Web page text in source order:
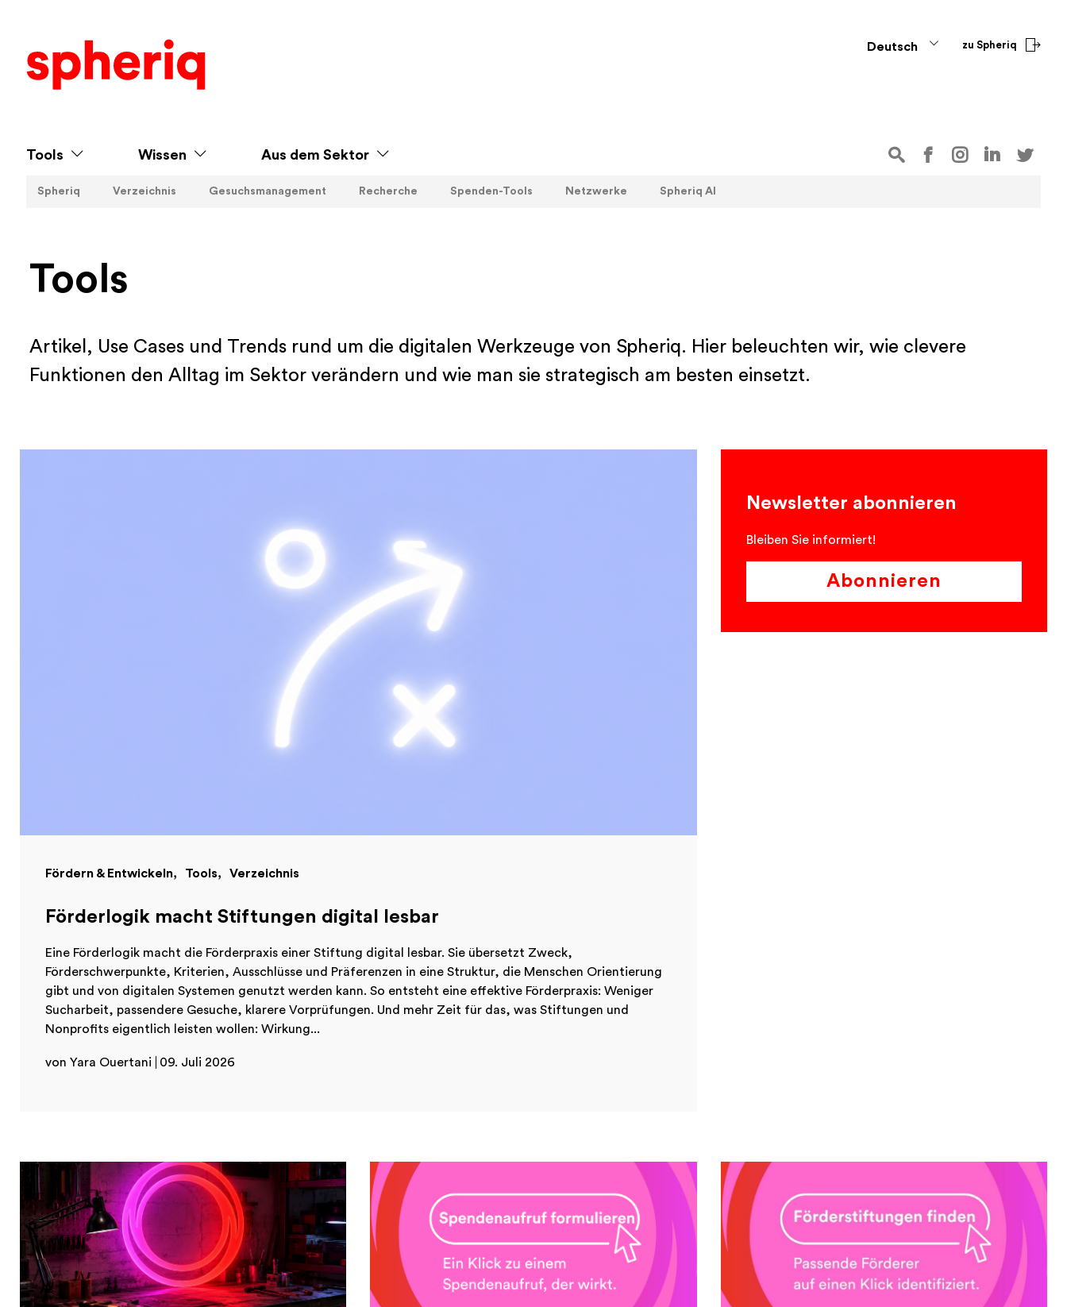
Deutsch zu Spheriq
Tools
Spheriq Verzeichnis Gesuchsmanagement Recherche Spenden-Tools Netzwerke Spheriq AI
Wissen Aus dem Sektor
Tools
Artikel, Use Cases und Trends rund um die digitalen Werkzeuge von Spheriq. Hier beleuchten wir, wie clevere
Funktionen den Alltag im Sektor verändern und wie man sie strategisch am besten einsetzt.
Fördern & Entwickeln Tools Verzeichnis
Förderlogik macht Stiftungen digital lesbar
Eine Förderlogik macht die Förderpraxis einer Stiftung digital lesbar. Sie übersetzt Zweck,
Förderschwerpunkte, Kriterien, Ausschlüsse und Präferenzen in eine Struktur, die Menschen Orientierung
gibt und von digitalen Systemen genutzt werden kann. So entsteht eine effektive Förderpraxis: Weniger
Sucharbeit, passendere Gesuche, klarere Vorprüfungen. Und mehr Zeit für das, was Stiftungen und
Nonprofits eigentlich leisten wollen: Wirkung...
von Yara Ouertani 09. Juli 2026
Newsletter abonnieren
Bleiben Sie informiert!
Abonnieren